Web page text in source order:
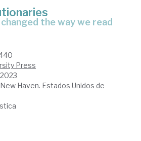
the way we read
Press
2023
New Haven. Estados Unidos de